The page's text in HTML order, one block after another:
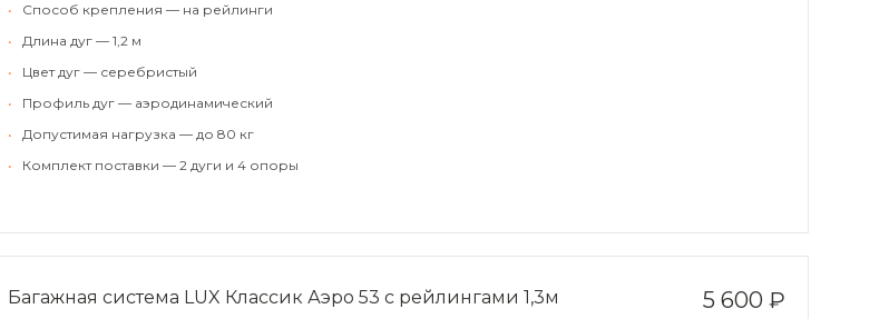
•
Способ крепления — на рейлинги
•
Длина дуг — 1,2 м
•
Цвет дуг — серебристый
•
Профиль дуг — аэродинамический
•
Допустимая нагрузка — до 80 кг
•
Комплект поставки — 2 дуги и 4 опоры
5 600 ₽
Багажная система LUX Классик Аэро 53 с рейлингами 1,3м